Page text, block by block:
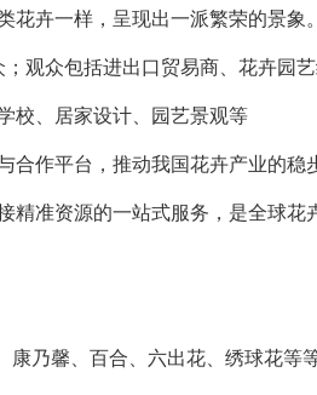
卉一样，呈现出一派繁荣的景象。
观众包括进出口贸易商、花卉园
校、居家设计、园艺景观等
作平台，推动我国花卉产业的稳
精准资源的一站式服务，是全球花
乃馨、百合、六出花、绣球花等